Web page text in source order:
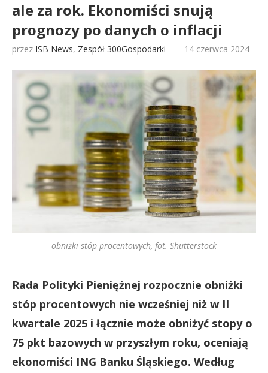
ale za rok. Ekonomiści snują
prognozy po danych o inflacji
przez ISB News, Zespół 300Gospodarki 14 czerwca 2024
obniżki stóp procentowych, fot. Shutterstock
Rada Polityki Pieniężnej rozpocznie obniżki
stóp procentowych nie wcześniej niż w II
kwartale 2025 i łącznie może obniżyć stopy o
75 pkt bazowych w przyszłym roku, oceniają
ekonomiści ING Banku Śląskiego. Według